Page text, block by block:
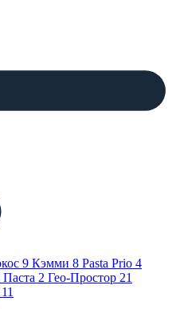
9 Кэмми 8 Pasta Prio 4
Паста 2 Гео-Простор 21
11